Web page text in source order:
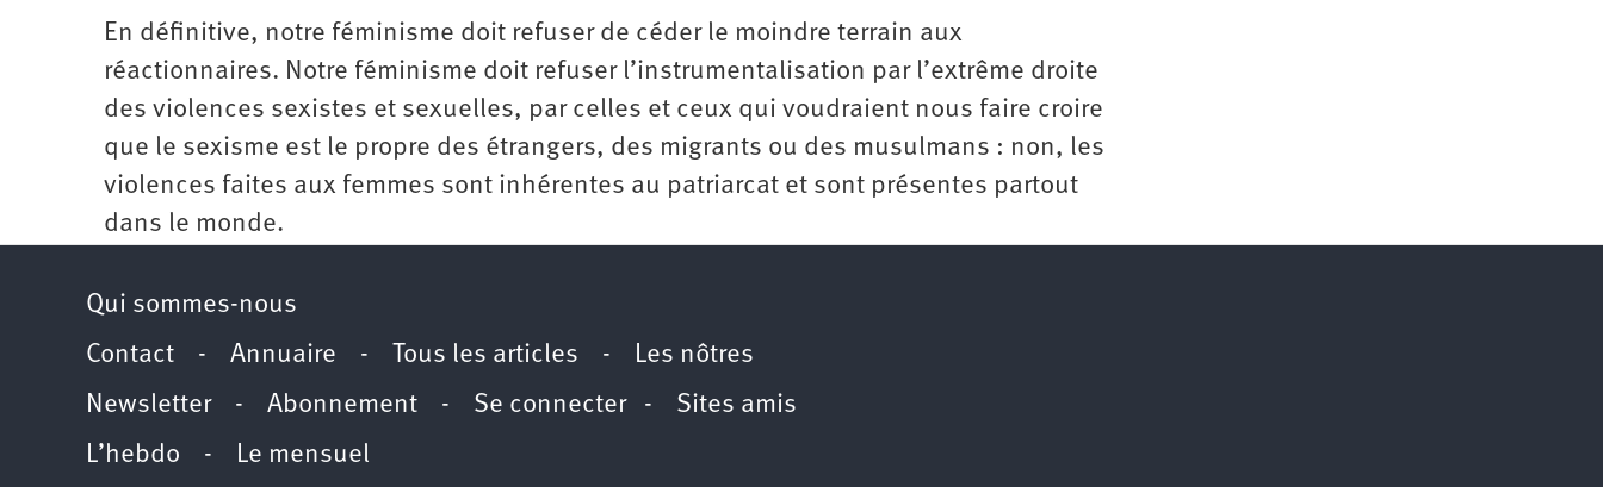
En définitive, notre féminisme doit refuser de céder le moindre terrain aux
réactionnaires. Notre féminisme doit refuser l’instrumentalisation par l’extrême droite
des violences sexistes et sexuelles, par celles et ceux qui voudraient nous faire croire
que le sexisme est le propre des étrangers, des migrants ou des musulmans : non, les
violences faites aux femmes sont inhérentes au patriarcat et sont présentes partout
dans le monde.
Qui sommes-nous
Contact - Annuaire - Tous les articles - Les nôtres
Newsletter- Abonnement - Se connecter- Sites amis
L’hebdo - Le mensuel